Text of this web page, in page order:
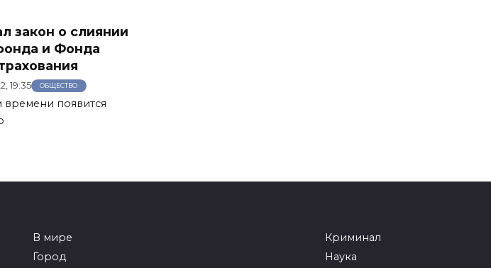
закон о слиянии
и Фонда
19:35 ОБЩЕСТВО
появится
В мире
Город
Криминал
Наука